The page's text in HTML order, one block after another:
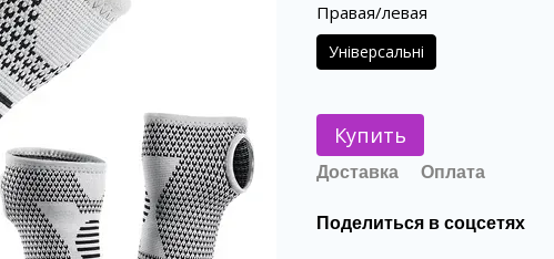
Правая/левая
Універсальні
Купить
Доставка Оплата
Поделиться в соцсетях